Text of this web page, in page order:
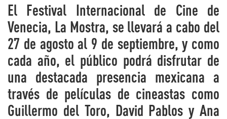
El Festival Internacional de Cine de
Venecia, La Mostra, se llevará a cabo del
27 de agosto al 9 de septiembre, y como
cada año, el público podrá disfrutar de
una destacada presencia mexicana a
través de películas de cineastas como
Guillermo del Toro, David Pablos y Ana